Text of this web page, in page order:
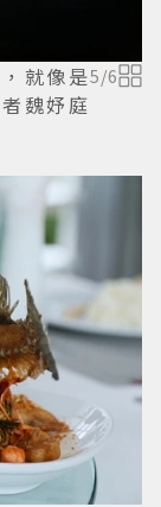
就像是
魏妤庭
5/6